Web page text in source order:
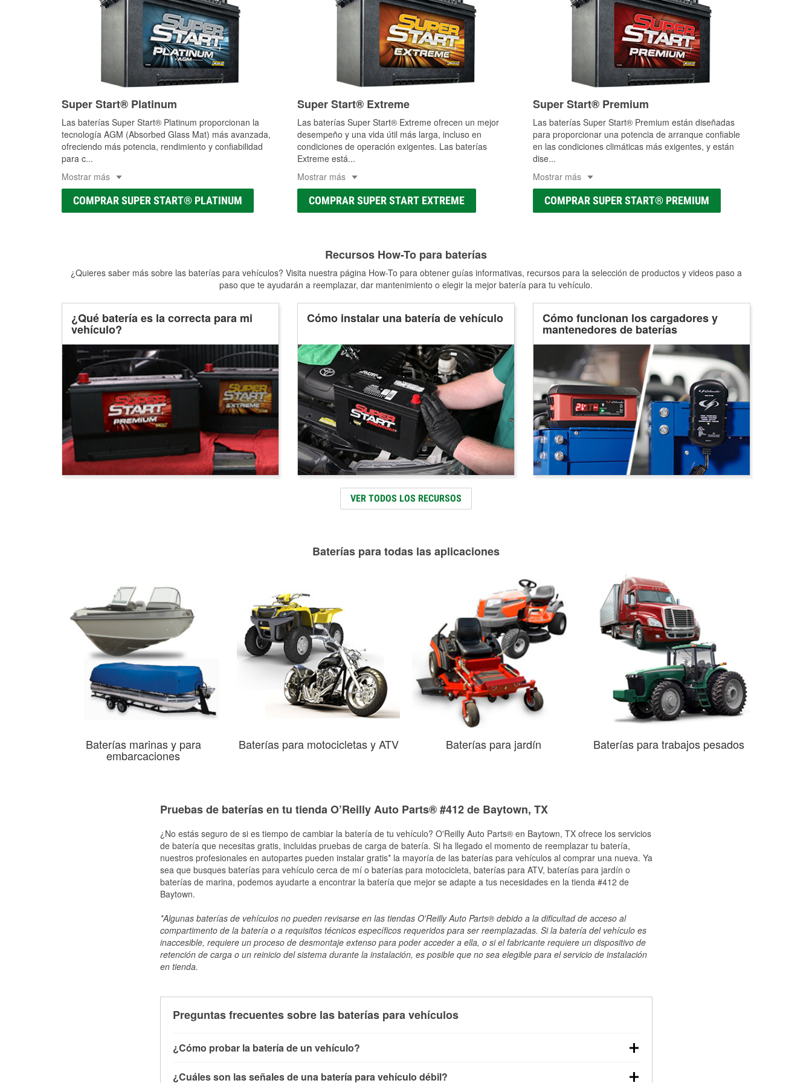
Super Start® Platinum
Las baterías Super Start® Platinum proporcionan la
tecnología AGM (Absorbed Glass Mat) más avanzada,
ofreciendo más potencia, rendimiento y confiabilidad
para c...
Mostrar más
COMPRAR SUPER START® PLATINUM
Super Start® Extreme
Las baterías Super Start® Extreme ofrecen un mejor
desempeño y una vida útil más larga, incluso en
condiciones de operación exigentes. Las baterías
Extreme está...
Mostrar más
COMPRAR SUPER START EXTREME
Super Start® Premium
Las baterías Super Start® Premium están diseñadas
para proporcionar una potencia de arranque confiable
en las condiciones climáticas más exigentes, y están
dise...
Mostrar más
COMPRAR SUPER START® PREMIUM
Recursos How-To para baterías
¿Quieres saber más sobre las baterías para vehículos? Visita nuestra página How-To para obtener guías informativas, recursos para la selección de productos y videos paso a
paso que te ayudarán a reemplazar, dar mantenimiento o elegir la mejor batería para tu vehículo.
¿Qué batería es la correcta para mi
vehículo?
Cómo instalar una batería de vehículo Cómo funcionan los cargadores y
mantenedores de baterías
VER TODOS LOS RECURSOS
Baterías para todas las aplicaciones
Baterías marinas y para
embarcaciones
Baterías para motocicletas y ATV Baterías para jardín Baterías para trabajos pesados
Pruebas de baterías en tu tienda O’Reilly Auto Parts® #412 de Baytown, TX
¿No estás seguro de si es tiempo de cambiar la batería de tu vehículo? O'Reilly Auto Parts® en Baytown, TX ofrece los servicios
de batería que necesitas gratis, incluidas pruebas de carga de batería. Si ha llegado el momento de reemplazar tu batería,
nuestros profesionales en autopartes pueden instalar gratis* la mayoría de las baterías para vehículos al comprar una nueva. Ya
sea que busques baterías para vehículo cerca de mí o baterías para motocicleta, baterías para ATV, baterías para jardín o
baterías de marina, podemos ayudarte a encontrar la batería que mejor se adapte a tus necesidades en la tienda #412 de
Baytown.
*Algunas baterías de vehículos no pueden revisarse en las tiendas O'Reilly Auto Parts® debido a la dificultad de acceso al
compartimento de la batería o a requisitos técnicos específicos requeridos para ser reemplazadas. Si la batería del vehículo es
inaccesible, requiere un proceso de desmontaje extenso para poder acceder a ella, o si el fabricante requiere un dispositivo de
retención de carga o un reinicio del sistema durante la instalación, es posible que no sea elegible para el servicio de instalación
en tienda.
Preguntas frecuentes sobre las baterías para vehículos
¿Cómo probar la batería de un vehículo?
¿Cuáles son las señales de una batería para vehículo débil?